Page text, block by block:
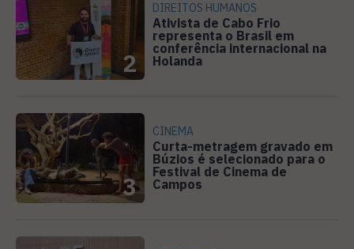
2
DIREITOS HUMANOS
Ativista de Cabo Frio
representa o Brasil em
conferência internacional na
Holanda
3
CINEMA
Curta-metragem gravado em
Búzios é selecionado para o
Festival de Cinema de
Campos